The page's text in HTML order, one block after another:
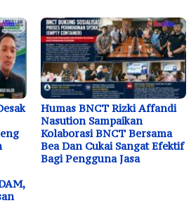
Humas BNCT Rizki Affandi
Nasution Sampaikan
Kolaborasi BNCT Bersama
Bea Dan Cukai Sangat Efektif
Bagi Pengguna Jasa